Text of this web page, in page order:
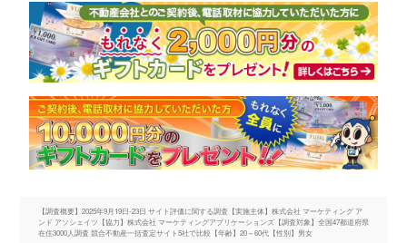
【調査概要】2025年9月19日-23日 サイト評価に関する調査【実施主体】株式会社 マーケティング ア
ンド アソシェイツ【協力】株式会社 マーケティングアプリケーションズ【調査対象】全国47都道府県
在住3000人調査 競合不動産一括査定サイト5社で比較【年齢】20～60代【性別】男女